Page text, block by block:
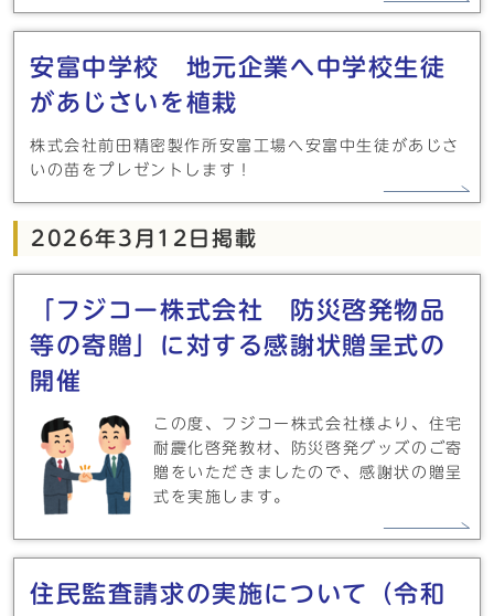
安富中学校 地元企業へ中学校生徒
があじさいを植栽
株式会社前田精密製作所安富工場へ安富中生徒があじさ
いの苗をプレゼントします！
2026年3月12日掲載
「フジコー株式会社 防災啓発物品
等の寄贈」に対する感謝状贈呈式の
開催
この度、フジコー株式会社様より、住宅
耐震化啓発教材、防災啓発グッズのご寄
贈をいただきましたので、感謝状の贈呈
式を実施します。
住民監査請求の実施について（令和